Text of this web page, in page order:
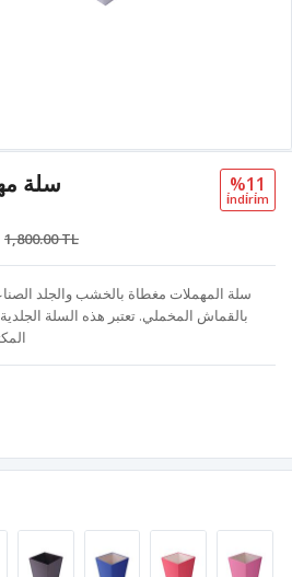
سلة
1,800.00 TL
%11
i̇ndi̇ri̇m
سلة المهملات مغطاة بالخشب والجلد
بالقماش المخملي. تعتبر هذه السلة